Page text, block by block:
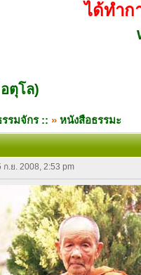
ได้ทำก
ตุโล)
รมจักร :: » หนังสือธรรมะ
ก.ย. 2008, 2:53 pm